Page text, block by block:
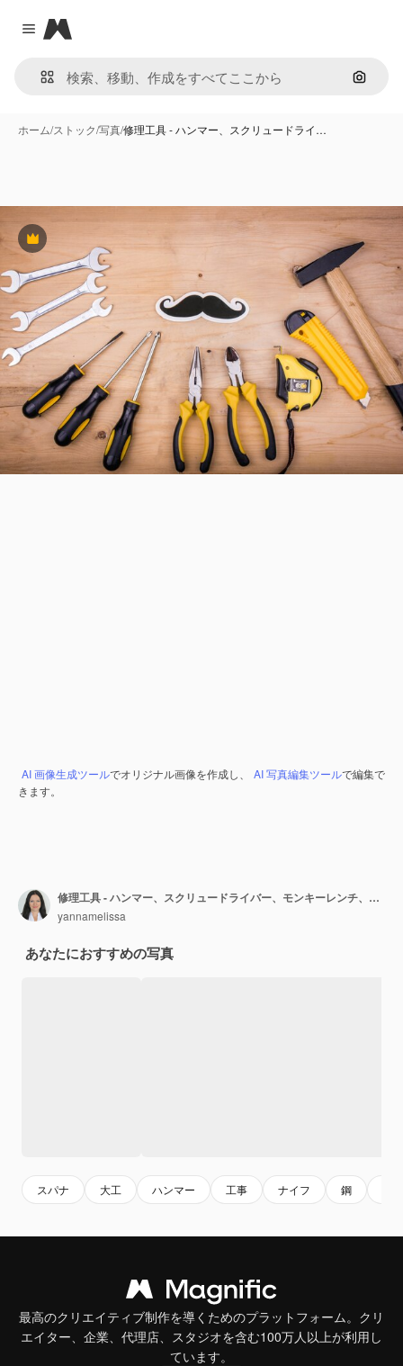
Close menu
Magnific
画像で
ホーム/ストック/写真/修理工具 - ハンマー、スクリュードライ…
Premium
AI 画像生成ツールでオリジナル画像を作成し、 AI 写真編集ツールで編集で
きます。
修理工具 - ハンマー、スクリュードライバー、モンキーレンチ、ペンチ。父の日の男性の概念
yannamelissa
あなたにおすすめの写真
スパナ 大工 ハンマー 工事 ナイフ 鋼
最高のクリエイティブ制作を導くためのプラットフォーム。クリ
エイター、企業、代理店、スタジオを含む100万人以上が利用し
ています。